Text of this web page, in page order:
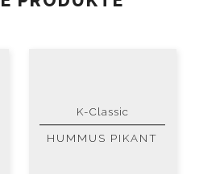
K-Classic
HUMMUS PIKANT